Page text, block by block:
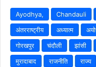
Ayodhya, Chandauli
अंतरराष्ट्रीय
अध्यात्म
गोरखपुर
चंदौली झांसी
मुरादाबाद
राजनीति राज्य